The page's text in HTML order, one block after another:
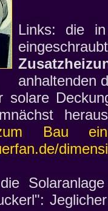
Links: die
anhaltenden
solare
Bau